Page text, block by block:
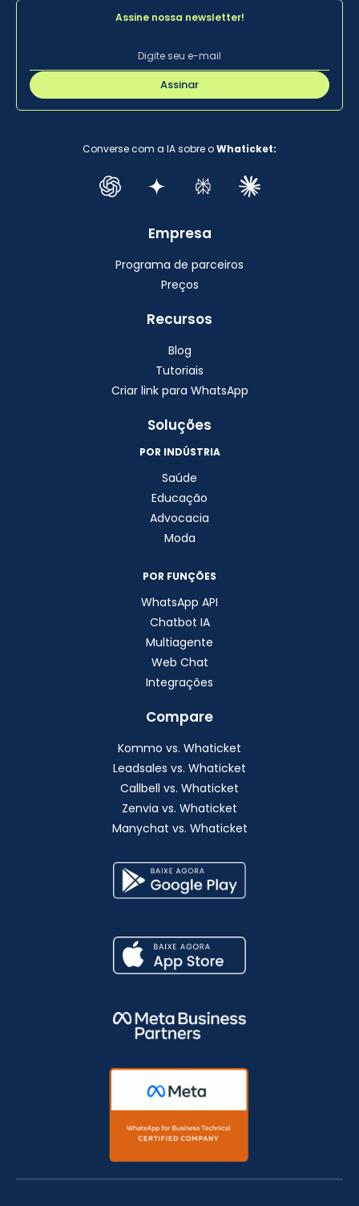
Assine nossa newsletter!
Assinar
Converse com a IA sobre oWhaticket:
Empresa
Programa de parceiros
Preços
Recursos
Blog
Tutoriais
Criar link para WhatsApp
Soluções
POR INDÚSTRIA
Saúde
Educação
Advocacia
Moda
POR FUNÇÕES
WhatsApp API
Chatbot IA
Multiagente
Web Chat
Integrações
Compare
Kommo vs. Whaticket
Leadsales vs. Whaticket
Callbell vs. Whaticket
Zenvia vs. Whaticket
Manychat vs. Whaticket